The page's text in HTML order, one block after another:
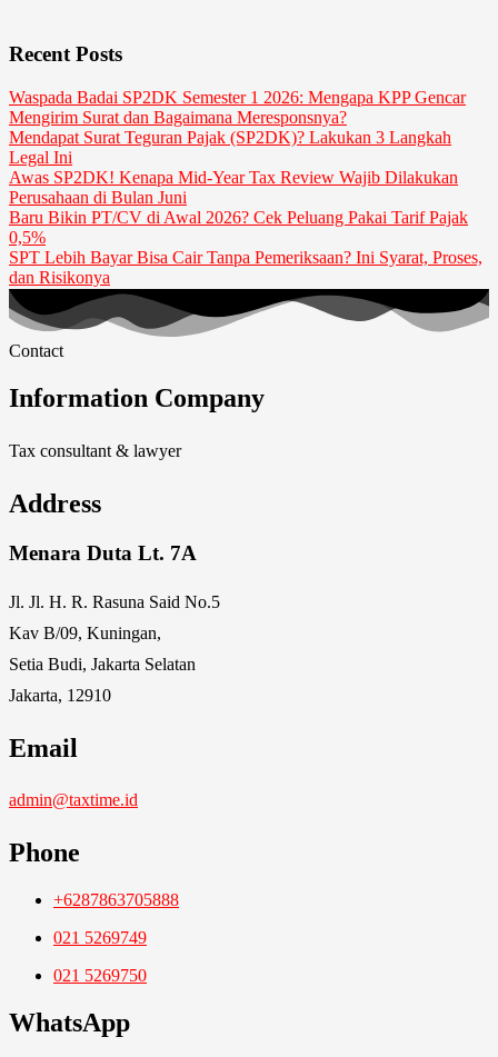
Recent Posts
Waspada Badai SP2DK Semester 1 2026: Mengapa KPP Gencar
Mengirim Surat dan Bagaimana Meresponsnya?
Mendapat Surat Teguran Pajak (SP2DK)? Lakukan 3 Langkah
Legal Ini
Awas SP2DK! Kenapa Mid-Year Tax Review Wajib Dilakukan
Perusahaan di Bulan Juni
Baru Bikin PT/CV di Awal 2026? Cek Peluang Pakai Tarif Pajak
0,5%
SPT Lebih Bayar Bisa Cair Tanpa Pemeriksaan? Ini Syarat, Proses,
dan Risikonya
Contact
Information Company
Tax consultant & lawyer
Address
Menara Duta Lt. 7A
Jl. Jl. H. R. Rasuna Said No.5
Kav B/09, Kuningan,
Setia Budi, Jakarta Selatan
Jakarta, 12910
Email
admin@taxtime.id
Phone
+6287863705888
021 5269749
021 5269750
WhatsApp